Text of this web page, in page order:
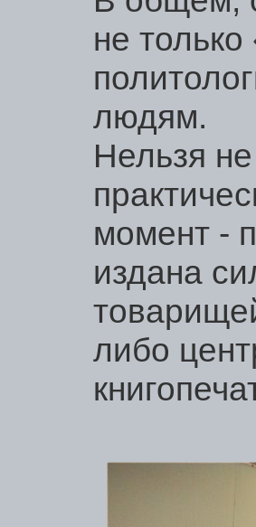
не
людям.
Нельзя
момент -
издана
либо